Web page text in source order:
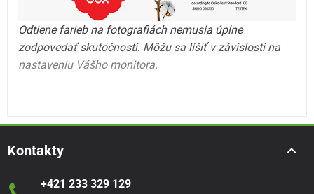
Odtiene farieb na fotografiách nemusia úplne
zodpovedať skutočnosti. Môžu sa líšiť v závislosti na
nastaveniu Vášho monitora.
Kontakty
+421 233 329 129